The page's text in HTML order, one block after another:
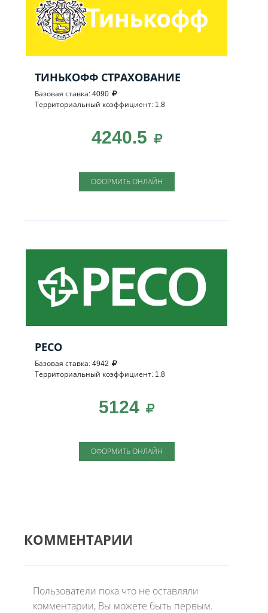
ТИНЬКОФФ СТРАХОВАНИЕ
Базовая ставка: 4090
Территориальный коэффициент: 1.8
4240.5
ОФОРМИТЬ ОНЛАЙН
РЕСО
Базовая ставка: 4942
Территориальный коэффициент: 1.8
5124
ОФОРМИТЬ ОНЛАЙН
КОММЕНТАРИИ
Пользователи пока что не оставляли
комментарии, Вы можете быть первым.